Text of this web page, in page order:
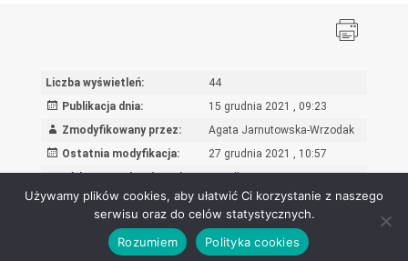
Liczba wyświetleń:
44
Publikacja dnia:
15 grudnia 2021 , 09:23
Zmodyfikowany przez:
Agata Jarnutowska-Wrzodak
Ostatnia modyfikacja:
27 grudnia 2021 , 10:57
Ośrodek Rozwoju Edukacji - Biuletyn Informacji Publicznej 2026
Używamy plików cookies, aby ułatwić Ci korzystanie z naszego
serwisu oraz do celów statystycznych.
Rozumiem
Polityka cookies